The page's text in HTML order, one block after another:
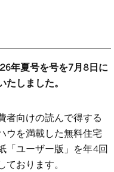
年夏号を号を7月8日に
たしました。
者向けの読んで得する
ウを満載した無料住宅
「ユーザー版」を年4回
ております。